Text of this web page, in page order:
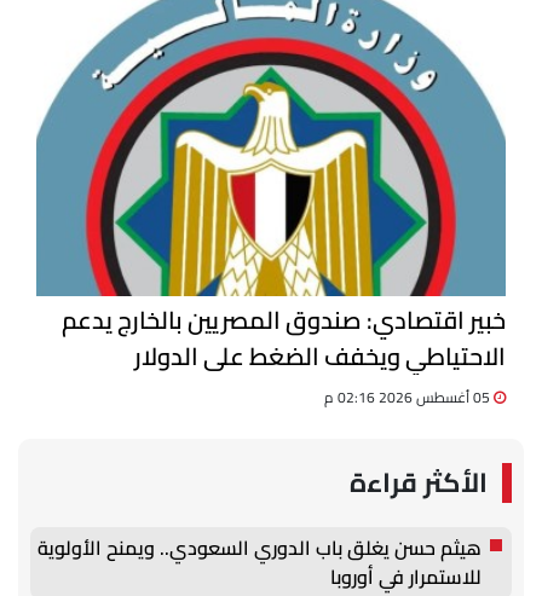
خبير اقتصادي: صندوق المصريين بالخارج يدعم
الاحتياطي ويخفف الضغط على الدولار
الأكثر قراءة
هيثم حسن يغلق باب الدوري السعودي.. ويمنح الأولوية
للاستمرار في أوروبا